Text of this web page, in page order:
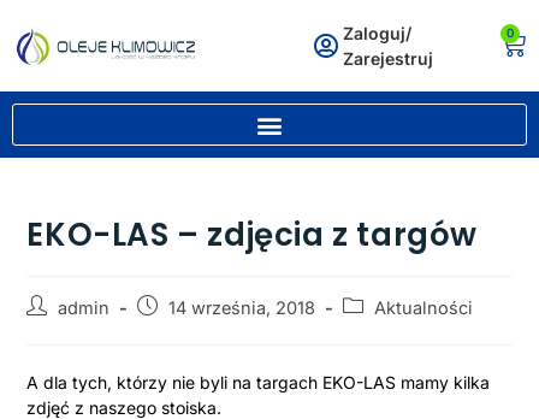
Zaloguj/
Zarejestruj
0
EKO-LAS – zdjęcia z targów
admin 14 września, 2018 Aktualności
A dla tych, którzy nie byli na targach EKO-LAS mamy kilka
zdjęć z naszego stoiska.